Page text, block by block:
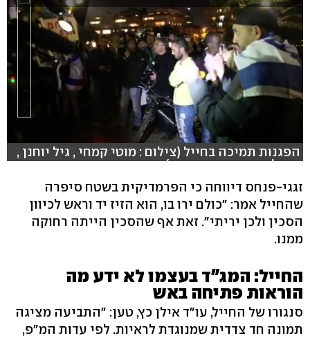
הפגנות תמיכה בחייל (צילום : מוטי קמחי , גיל יוחנן ,
בראל אפרים , עפר מאיר)
זגגי-פנחס דיווחה כי הפרמדיקית בשטח סיפרה
שהחייל אמר: "כולם ירו בו, הוא הזיז יד וראש לכיוון
הסכין ולכן יריתי". זאת אף שהסכין הייתה רחוקה
ממנו.
החייל: המג"ד בעצמו לא ידע מה
הוראות פתיחה באש
סנגורו של החייל, עו"ד אילן כץ, טען: "התביעה מציגה
תמונה חד צדדית שמנוגדת לראיות. לפי עדות המ"פ,